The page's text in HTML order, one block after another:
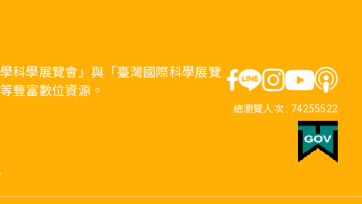
科學展覽會」與「臺灣國際科學展覽
豐富數位資源。
總瀏覽人次 : 74255522